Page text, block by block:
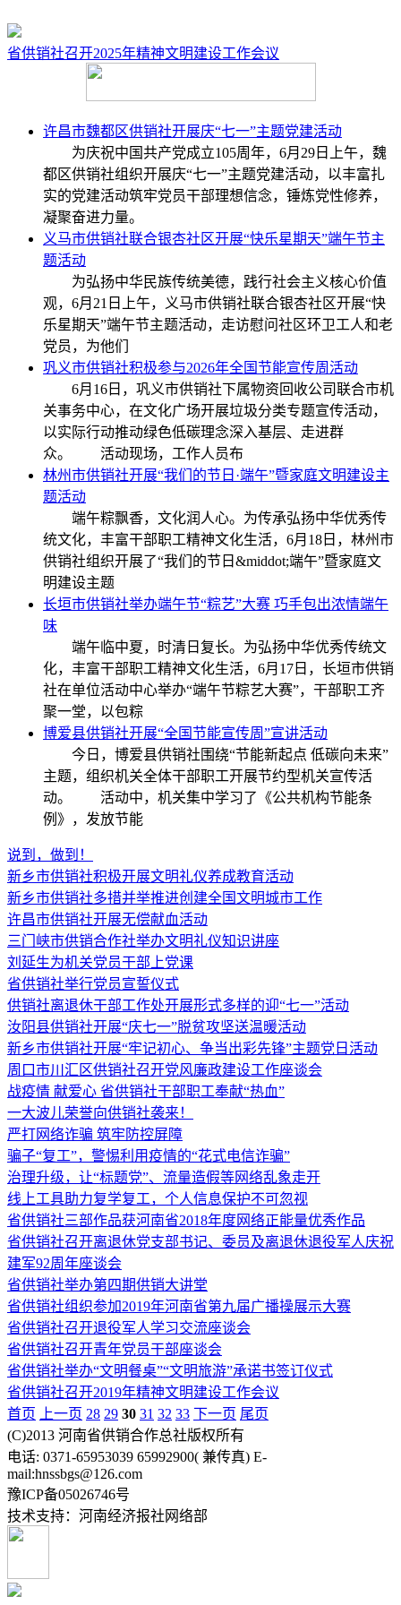
省供销社召开​2025年精神文明建设工作会议
许昌市魏都区供销社开展庆“七一”主题党建活动
为庆祝中国共产党成立105周年，6月29日上午，魏
都区供销社组织开展庆“七一”主题党建活动，以丰富扎
实的党建活动筑牢党员干部理想信念，锤炼党性修养，
凝聚奋进力量。
义马市供销社联合银杏社区开展“快乐星期天”端午节主
题活动
为弘扬中华民族传统美德，践行社会主义核心价值
观，6月21日上午，义马市供销社联合银杏社区开展“快
乐星期天”端午节主题活动，走访慰问社区环卫工人和老
党员，为他们
巩义市供销社积极参与2026年全国节能宣传周活动
6月16日，巩义市供销社下属物资回收公司联合市机
关事务中心，在文化广场开展垃圾分类专题宣传活动，
以实际行动推动绿色低碳理念深入基层、走进群
众。 活动现场，工作人员布
林州市供销社开展“我们的节日·端午”暨家庭文明建设主
题活动
端午粽飘香，文化润人心。为传承弘扬中华优秀传
统文化，丰富干部职工精神文化生活，6月18日，林州市
供销社组织开展了“我们的节日&middot;端午”暨家庭文
明建设主题
长垣市供销社举办端午节“粽艺”大赛 巧手包出浓情端午
味
端午临中夏，时清日复长。为弘扬中华优秀传统文
化，丰富干部职工精神文化生活，6月17日，长垣市供销
社在单位活动中心举办“端午节粽艺大赛”，干部职工齐
聚一堂，以包粽
博爱县供销社开展“全国节能宣传周”宣讲活动
今日，博爱县供销社围绕“节能新起点 低碳向未来”
主题，组织机关全体干部职工开展节约型机关宣传活
动。 活动中，机关集中学习了《公共机构节能条
例》，发放节能
说到，做到！
新乡市供销社积极开展文明礼仪养成教育活动
新乡市供销社多措并举推进创建全国文明城市工作
许昌市供销社开展无偿献血活动
三门峡市供销合作社举办文明礼仪知识讲座
刘延生为机关党员干部上党课
省供销社举行党员宣誓仪式
供销社离退休干部工作处开展形式多样的迎“七一”活动
汝阳县供销社开展“庆七一”脱贫攻坚送温暖活动
新乡市供销社开展“牢记初心、争当出彩先锋”主题党日活动
周口市川汇区供销社召开党风廉政建设工作座谈会
战疫情 献爱心 省供销社干部职工奉献“热血”
一大波儿荣誉向供销社袭来！
严打网络诈骗 筑牢防控屏障
骗子“复工”，警惕利用疫情的“花式电信诈骗”
治理升级，让“标题党”、流量造假等网络乱象走开
线上工具助力复学复工，个人信息保护不可忽视
省供销社三部作品获河南省2018年度网络正能量优秀作品
省供销社召开离退休党支部书记、委员及离退休退役军人庆祝
建军92周年座谈会
省供销社举办第四期供销大讲堂
省供销社组织参加2019年河南省第九届广播操展示大赛
省供销社召开退役军人学习交流座谈会
省供销社召开青年党员干部座谈会
省供销社举办“文明餐桌”“文明旅游”承诺书签订仪式
省供销社召开2019年精神文明建设工作会议
首页
上一页 28 29 30 31 32 33 下一页 尾页
(C)2013 河南省供销合作总社版权所有
电话: 0371-65953039 65992900( 兼传真) E-
mail:hnssbgs@126.com
豫ICP备05026746号
技术支持：河南经济报社网络部